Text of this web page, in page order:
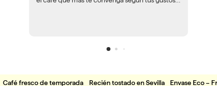
Café fresco de temporada Recién tostado en Sevilla Envase Eco –